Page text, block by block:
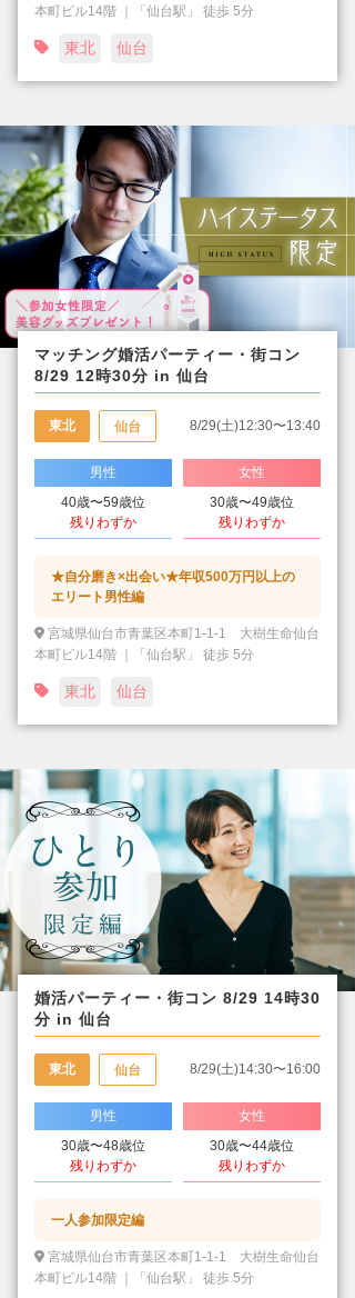
本町ビル14階 ｜「仙台駅」 徒歩 5分
東北 仙台
マッチング婚活パーティー・街コン
8/29 12時30分 in 仙台
東北 仙台 8/29(土)12:30〜13:40
男性
40歳〜59歳位
残りわずか
女性
30歳〜49歳位
残りわずか
★自分磨き×出会い★年収500万円以上の
エリート男性編
宮城県仙台市青葉区本町1-1-1 大樹生命仙台
本町ビル14階 ｜「仙台駅」 徒歩 5分
東北 仙台
婚活パーティー・街コン 8/29 14時30
分 in 仙台
東北 仙台 8/29(土)14:30〜16:00
男性
30歳〜48歳位
残りわずか
女性
30歳〜44歳位
残りわずか
一人参加限定編
宮城県仙台市青葉区本町1-1-1 大樹生命仙台
本町ビル14階 ｜「仙台駅」 徒歩 5分